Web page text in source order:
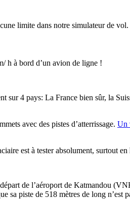
limite dans notre simulateur de vol.
h à bord d’un avion de ligne !
sur 4 pays: La France bien sûr, la
avec des pistes d’atterrissage. Un
est à tester absolument, surtout en
de l’aéroport de Katmandou
piste de 518 mètres de long n’est